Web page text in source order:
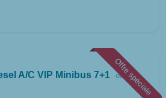
Offre spéciale
A/C VIP Minibus 7+1
ou